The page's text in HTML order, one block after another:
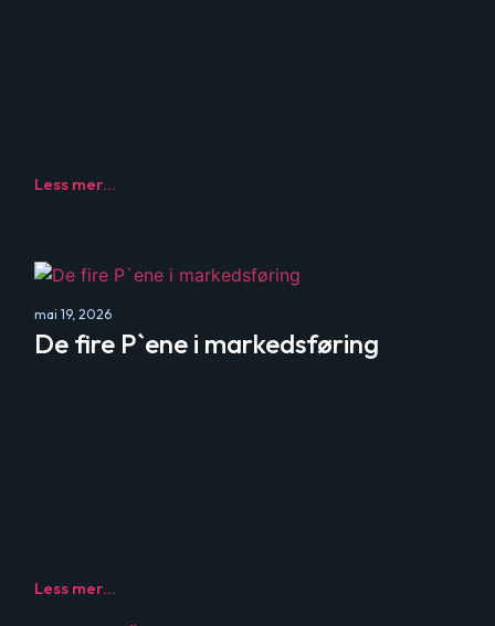
Less mer...
mai 19, 2026
De fire P`ene i markedsføring
Less mer...